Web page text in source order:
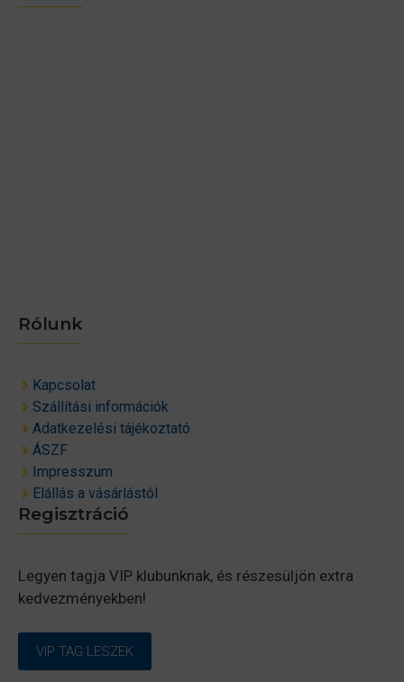
Rólunk
Kapcsolat
Szállítási információk
Adatkezelési tájékoztató
ÁSZF
Impresszum
Elállás a vásárlástól
Regisztráció
Legyen tagja VIP klubunknak, és részesüljön extra
kedvezményekben!
VIP TAG LESZEK